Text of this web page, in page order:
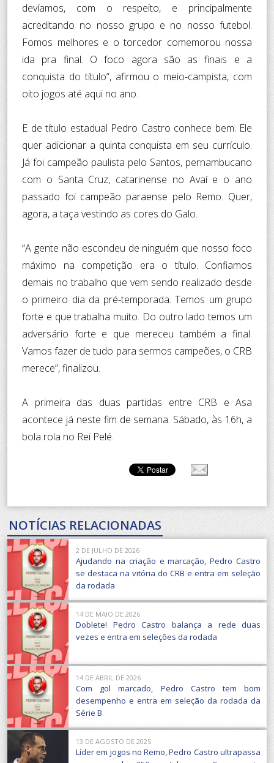
devíamos, com o respeito, e principalmente
acreditando no nosso grupo e no nosso futebol.
Fomos melhores e o torcedor comemorou nossa
ida pra final. O foco agora são as finais e a
conquista do título”, afirmou o meio-campista, com
oito jogos até aqui no ano.
E de título estadual Pedro Castro conhece bem. Ele
quer adicionar a quinta conquista em seu currículo.
Já foi campeão paulista pelo Santos, pernambucano
com o Santa Cruz, catarinense no Avaí e o ano
passado foi campeão paraense pelo Remo. Quer,
agora, a taça vestindo as cores do Galo.
“A gente não escondeu de ninguém que nosso foco
máximo na competição era o título. Confiamos
demais no trabalho que vem sendo realizado desde
o primeiro dia da pré-temporada. Temos um grupo
forte e que trabalha muito. Do outro lado temos um
adversário forte e que mereceu também a final.
Vamos fazer de tudo para sermos campeões, o CRB
merece”, finalizou.
A primeira das duas partidas entre CRB e Asa
acontece já neste fim de semana. Sábado, às 16h, a
bola rola no Rei Pelé.
NOTÍCIAS RELACIONADAS
2 DE JULHO DE 2026
Ajudando na criação e marcação, Pedro Castro
se destaca na vitória do CRB e entra em seleção
da rodada
14 DE MAIO DE 2026
Doblete! Pedro Castro balança a rede duas
vezes e entra em seleções da rodada
14 DE ABRIL DE 2026
Com gol marcado, Pedro Castro tem bom
desempenho e entra em seleção da rodada da
Série B
13 DE AGOSTO DE 2025
Líder em jogos no Remo, Pedro Castro ultrapassa